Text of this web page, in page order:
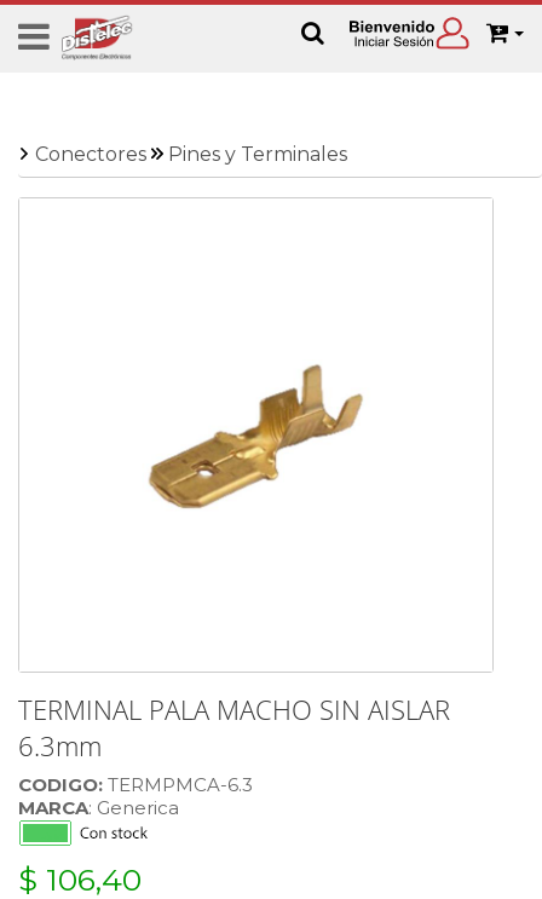
Conectores Pines y Terminales
TERMINAL PALA MACHO SIN AISLAR
6.3mm
CODIGO: TERMPMCA-6.3
MARCA: Generica
$ 106,40